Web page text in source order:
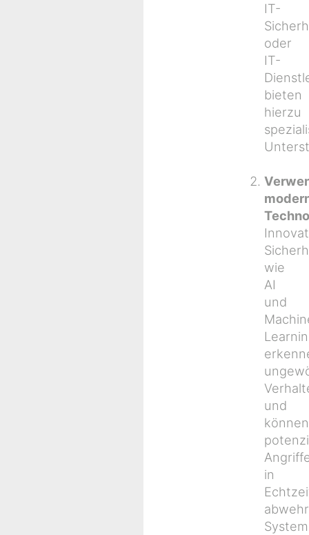
IT-
oder
IT-
bieten
hierzu
wie
AI
und
und
können
in